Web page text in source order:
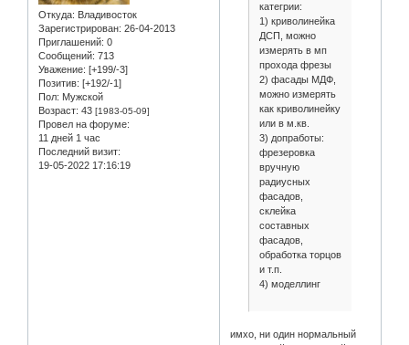
Откуда: Владивосток
Зарегистрирован: 26-04-2013
Приглашений: 0
Сообщений: 713
Уважение: [+199/-3]
Позитив: [+192/-1]
Пол: Мужской
Возраст: 43 [1983-05-09]
Провел на форуме:
11 дней 1 час
Последний визит:
19-05-2022 17:16:19
категрии:
1) криволинейка
ДСП, можно
измерять в мп
прохода фрезы
2) фасады МДФ,
можно измерять
как криволинейку
или в м.кв.
3) допработы:
фрезеровка
вручную
радиусных
фасадов,
склейка
составных
фасадов,
обработка торцов
и т.п.
4) моделлинг
имхо, ни один нормальный